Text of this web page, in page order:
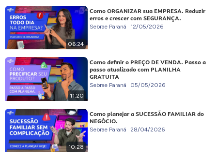
06:24
Como ORGANIZAR sua EMPRESA. Reduzir
erros e crescer com SEGURANÇA.
Sebrae Paraná 12/05/2026
11:20
Como definir o PREÇO DE VENDA. Passo a
passo atualizado com PLANILHA
GRATUITA
Sebrae Paraná 05/05/2026
10:28
Como planejar a SUCESSÃO FAMILIAR do
NEGÓCIO.
Sebrae Paraná 28/04/2026